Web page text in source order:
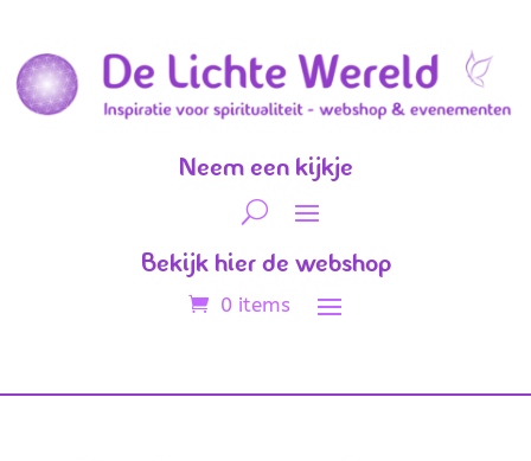
Neem een kijkje
Bekijk hier de webshop
0 items